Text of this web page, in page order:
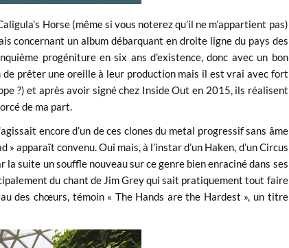
Horse (même si vous noterez qu’il ne m’appartient pas)
concernant un album débarquant en droite ligne du pays des
progéniture en six ans d’existence, donc avec un bon
de prêter une oreille à leur production mais il est vrai avec fort
?) et après avoir signé chez Inside Out en 2015, ils réalisent
de ma part.
encore d’un de ces clones du metal progressif sans âme
apparaît convenu. Oui mais, à l’instar d’un Haken, d’un Circus
la suite un souffle nouveau sur ce genre bien enraciné dans ses
du chant de Jim Grey qui sait pratiquement tout faire
des chœurs, témoin « The Hands are the Hardest », un titre